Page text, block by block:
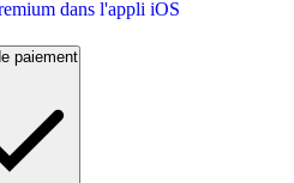
dans l'appli iOS
paiement